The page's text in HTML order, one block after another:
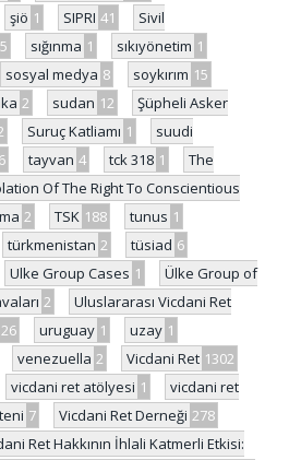
şiö 1 SIPRI 41
Sivil
5 sığınma 1 sıkıyönetim 1
sosyal medya 8 soykırım 15
2 sudan 12
Şüpheli Asker
Suruç Katliamı 1
suudi
tayvan 4 tck 318 1
The
Of The Right To Conscientious
2 TSK 188 tunus 1
türkmenistan 2 tüsiad 6
Ulke Group Cases 1
Ülke Group of
2
Uluslararası Vicdani Ret
26 uruguay 1 uzay 1
venezuella 2 Vicdani Ret 1302
vicdani ret atölyesi 1
vicdani ret
7 Vicdani Ret Derneği 278
Ret Hakkının İhlali Katmerli Etkisi: